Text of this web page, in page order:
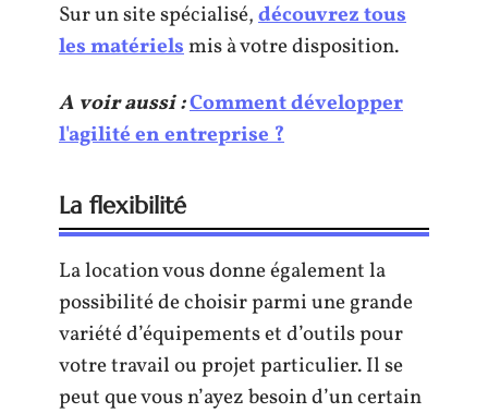
Sur un site spécialisé,découvrez tous
les matérielsmis à votre disposition.
A voir aussi :Comment développer
l'agilité en entreprise ?
La flexibilité
La location vous donne également la
possibilité de choisir parmi une grande
variété d’équipements et d’outils pour
votre travail ou projet particulier. Il se
peut que vous n’ayez besoin d’un certain